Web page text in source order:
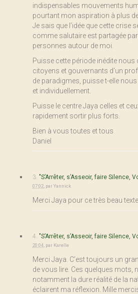
indispensables mouvements
pourtant mon aspiration à plus
Je sais que l’idée que cette crise
comme salutaire est partagée
personnes autour de moi.
Puisse cette période inédite
citoyens et gouvernants d’un
de paradigmes, puisse t-elle
et individuellement.
Puisse le centre Jaya celles et
rapidement sortir plus forts.
Bien à vous toutes et tous
Daniel
3. "S’Arrêter, s’Asseoir, faire Silence,
07:02 parYannick
Merci Jaya pour ce très beau
4. "S’Arrêter, s’Asseoir, faire Silence,
20:04 par Karelle
Merci Jaya. C’est toujours un
de vous lire. Ces quelques mots,
notamment la dure réalité de la
éclairent ma réflexion. Mille